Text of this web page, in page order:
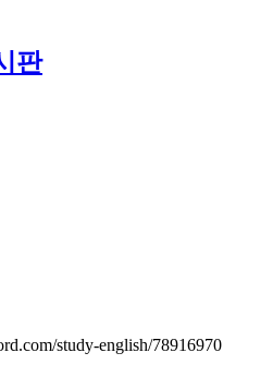
판
study-english/78916970